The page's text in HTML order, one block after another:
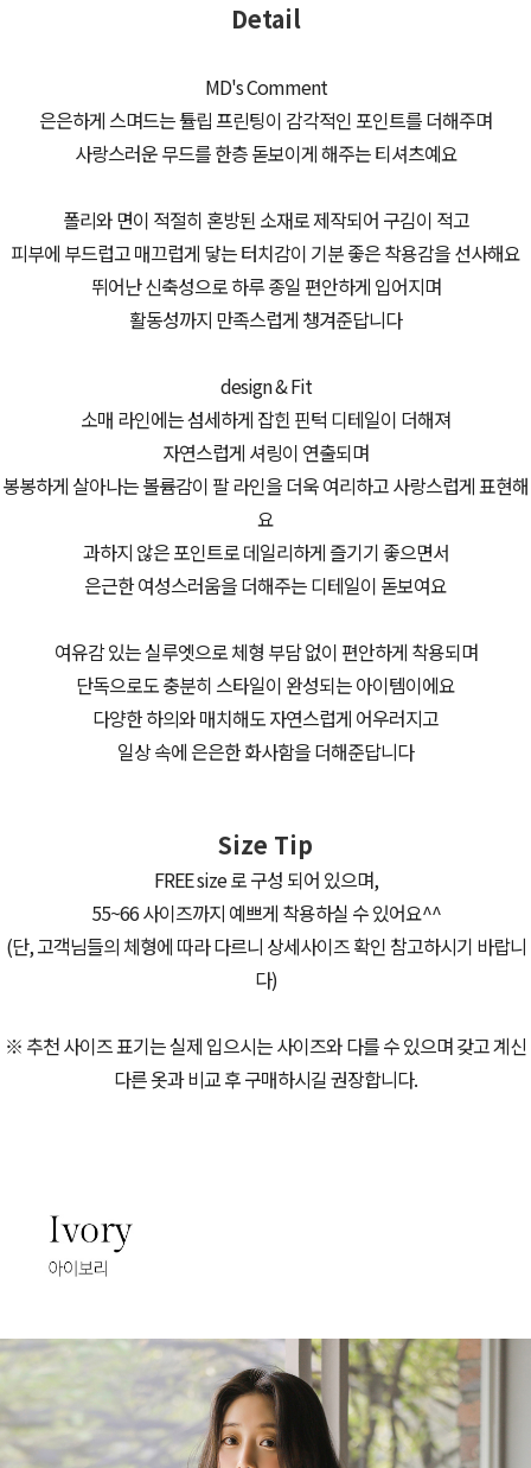
Detail
MD's Comment
은은하게 스며드는 튤립 프린팅이 감각적인 포인트를 더해주며
사랑스러운 무드를 한층 돋보이게 해주는 티셔츠예요
폴리와 면이 적절히 혼방된 소재로 제작되어 구김이 적고
피부에 부드럽고 매끄럽게 닿는 터치감이 기분 좋은 착용감을 선사해요
뛰어난 신축성으로 하루 종일 편안하게 입어지며
활동성까지 만족스럽게 챙겨준답니다
design & Fit
소매 라인에는 섬세하게 잡힌 핀턱 디테일이 더해져
자연스럽게 셔링이 연출되며
봉봉하게 살아나는 볼륨감이 팔 라인을 더욱 여리하고 사랑스럽게 표현해
요
과하지 않은 포인트로 데일리하게 즐기기 좋으면서
은근한 여성스러움을 더해주는 디테일이 돋보여요
여유감 있는 실루엣으로 체형 부담 없이 편안하게 착용되며
단독으로도 충분히 스타일이 완성되는 아이템이에요
다양한 하의와 매치해도 자연스럽게 어우러지고
일상 속에 은은한 화사함을 더해준답니다
Size Tip
FREE size 로 구성 되어 있으며,
55~66 사이즈까지 예쁘게 착용하실 수 있어요^^
(단, 고객님들의 체형에 따라 다르니 상세사이즈 확인 참고하시기 바랍니
다)
※ 추천 사이즈 표기는 실제 입으시는 사이즈와 다를 수 있으며 갖고 계신
다른 옷과 비교 후 구매하시길 권장합니다.